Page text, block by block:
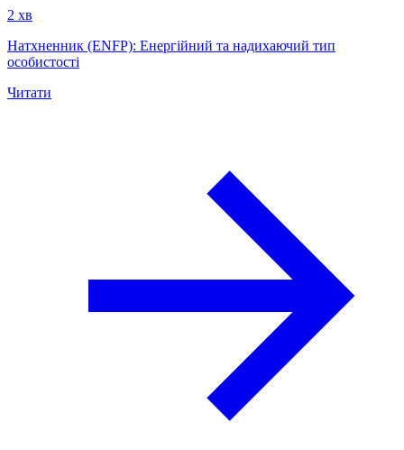
2 хв
Натхненник (ENFP): Енергійний та надихаючий тип
особистості
Читати